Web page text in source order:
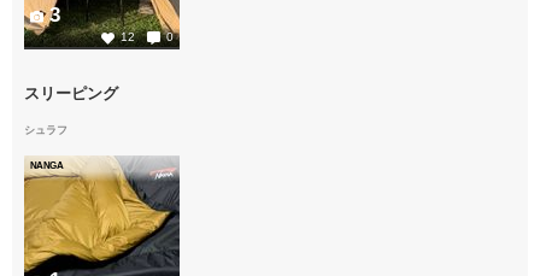
12 0
3
スリーピング
シュラフ
NANGA